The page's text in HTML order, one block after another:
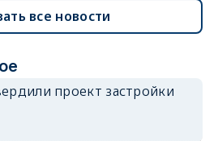
все новости
проект застройки